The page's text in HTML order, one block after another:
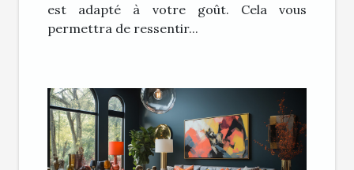
est adapté à votre goût. Cela vous
permettra de ressentir...